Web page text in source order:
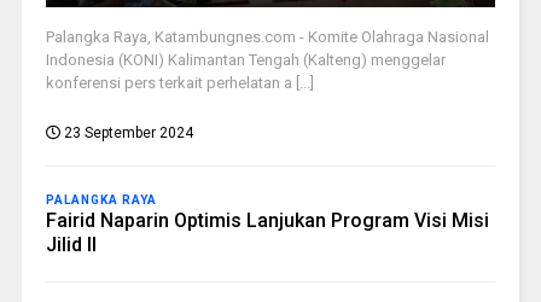
Palangka Raya, Katambungnes.com - Komite Olahraga Nasional
Indonesia (KONI) Kalimantan Tengah (Kalteng) menggelar
konferensi pers terkait perhelatan a [...]
23 September 2024
PALANGKA RAYA
Fairid Naparin Optimis Lanjukan Program Visi Misi
Jilid II